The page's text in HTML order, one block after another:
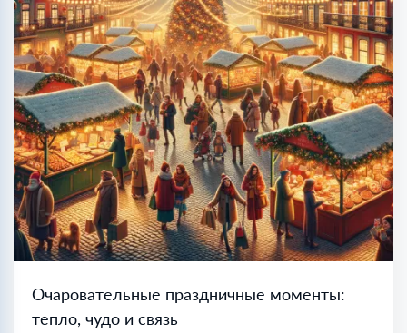
Очаровательные праздничные моменты:
тепло, чудо и связь